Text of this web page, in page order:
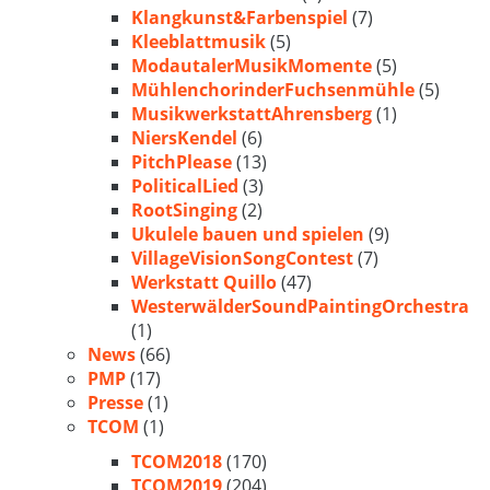
Klangkunst&Farbenspiel (7)
Kleeblattmusik(5)
ModautalerMusikMomente(5)
MühlenchorinderFuchsenmühle(5)
MusikwerkstattAhrensberg(1)
NiersKendel (6)
PitchPlease(13)
PoliticalLied (3)
RootSinging(2)
Ukulele bauen und spielen (9)
VillageVisionSongContest(7)
Werkstatt Quillo(47)
WesterwälderSoundPaintingOrchestra
(1)
News(66)
PMP(17)
Presse(1)
TCOM (1)
TCOM2018(170)